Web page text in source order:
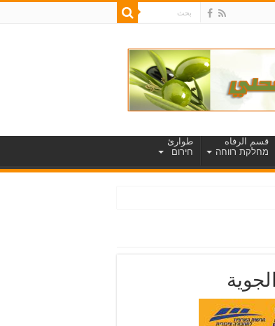
قسم الرفاه
מחלקת רווחה
طوارئ
חירום